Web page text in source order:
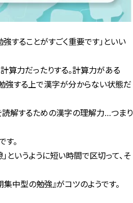
することがすごく重要です」といい
算力だったりする。計算力がある
勉強する上で漢字が分からない状態だ
読解するための漢字の理解力…つまり
す。
いうように短い時間で区切って、そ
中型の勉強』がコツのようです。